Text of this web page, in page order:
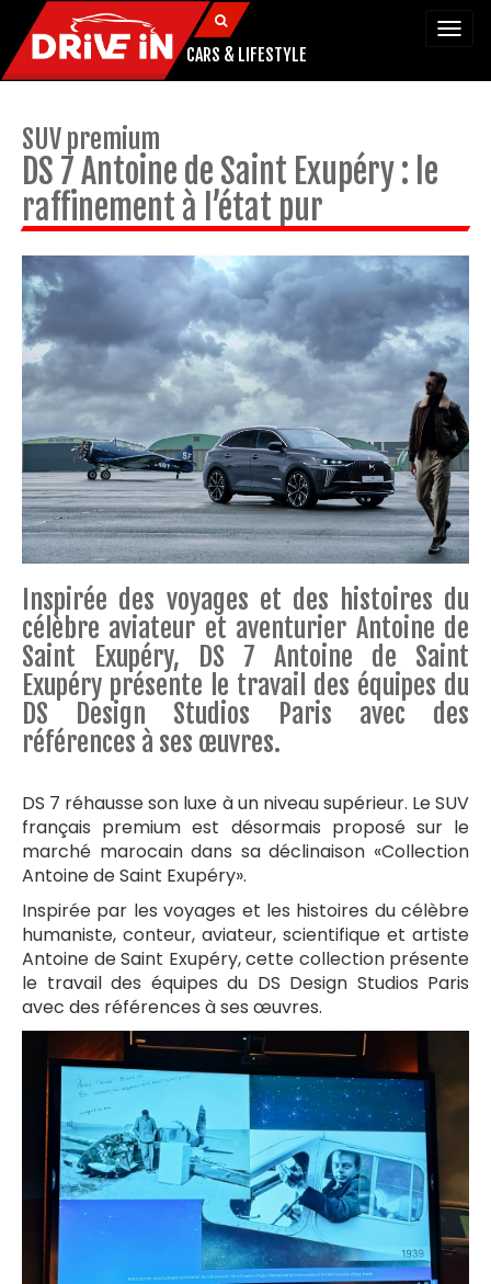
CARS & LIFESTYLE
SUV premium
DS 7 Antoine de Saint Exupéry : le
raffinement à l’état pur
Inspirée des voyages et des histoires du
célèbre aviateur et aventurier Antoine de
Saint Exupéry, DS 7 Antoine de Saint
Exupéry présente le travail des équipes du
DS Design Studios Paris avec des
références à ses œuvres.
DS 7 réhausse son luxe à un niveau supérieur. Le SUV
français premium est désormais proposé sur le
marché marocain dans sa déclinaison «Collection
Antoine de Saint Exupéry».
Inspirée par les voyages et les histoires du célèbre
humaniste, conteur, aviateur, scientifique et artiste
Antoine de Saint Exupéry, cette collection présente
le travail des équipes du DS Design Studios Paris
avec des références à ses œuvres.